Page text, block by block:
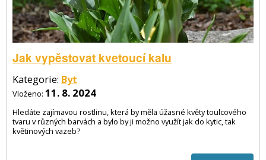
Jak vypěstovat kvetoucí kalu
Kategorie: Byt
Vloženo: 11. 8. 2024
Hledáte zajímavou rostlinu, která by měla úžasné květy toulcového
tvaru v různých barvách a bylo by ji možno využít jak do kytic, tak
květinových vazeb?